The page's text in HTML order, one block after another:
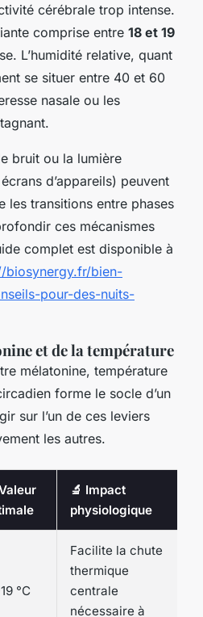
cérébrale trop intense.
comprise entre 18 et 19
L’humidité relative, quant
se situer entre 40 et 60
nasale ou les
bruit ou la lumière
d’appareils) peuvent
les transitions entre phases
ces mécanismes
complet est disponible à
biosynergy.fr/bien-
pour-des-nuits-
et de la température
mélatonine, température
forme le socle d’un
sur l’un de ces leviers
les autres.
🔬 Impact
physiologique
°C
Facilite la chute
thermique
centrale
nécessaire à